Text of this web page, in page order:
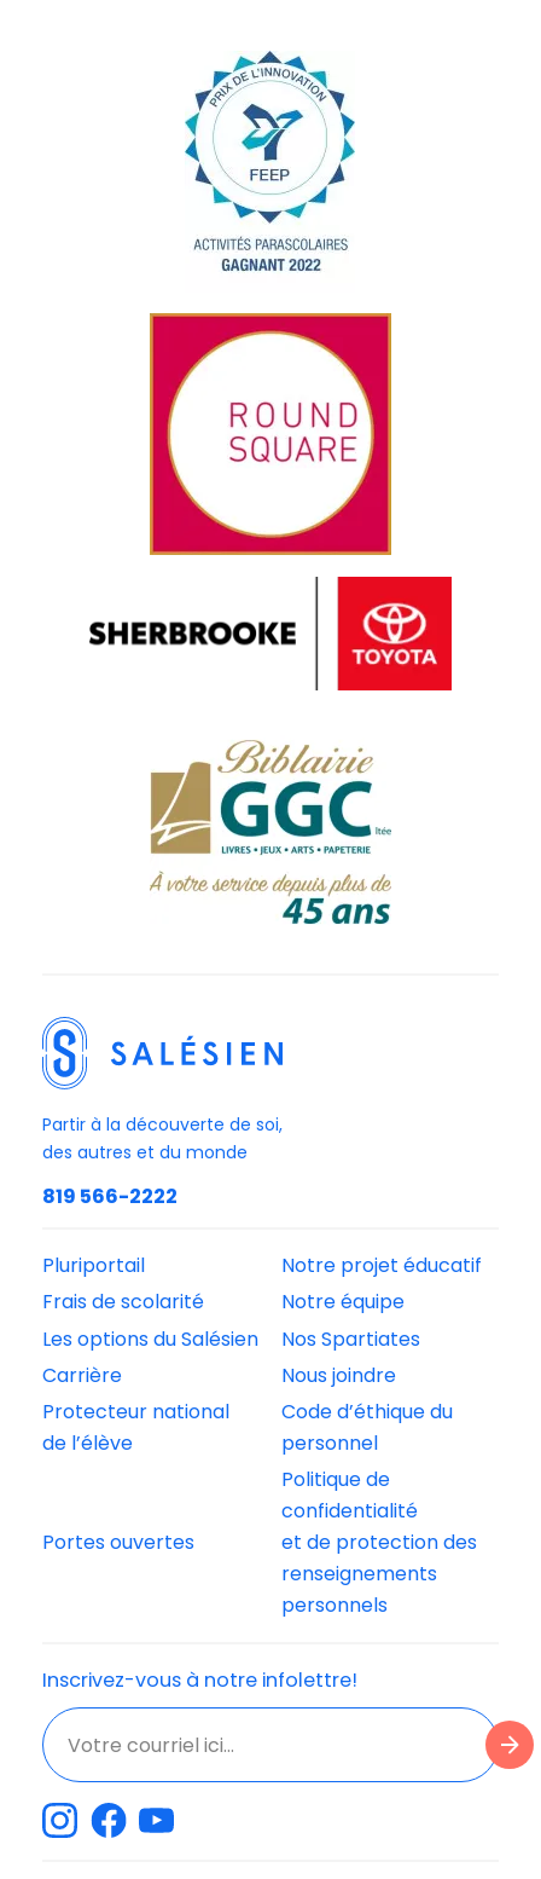
Partir à la découverte de soi,
des autres et du monde
819 566-2222
Pluriportail
Notre projet éducatif
Frais de scolarité
Notre équipe
Les options du Salésien
Nos Spartiates
Carrière
Nous joindre
Protecteur national
de l’élève
Code d’éthique du
personnel
Portes ouvertes
Politique de
confidentialité
et de protection des
renseignements
personnels
Inscrivez-vous à notre infolettre!